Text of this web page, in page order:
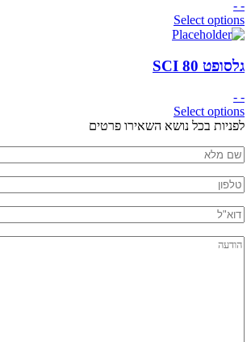
- -
Select options
גלסופט SCI 80
- -
Select options
חזרה
העמוד
לפניות בכל נושא השאירו פרטים
שם
מלא
טלפון
דוא"ל
הודעה